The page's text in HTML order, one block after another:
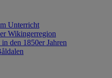
Unterricht
Wikingerregion
den 1850er Jahren